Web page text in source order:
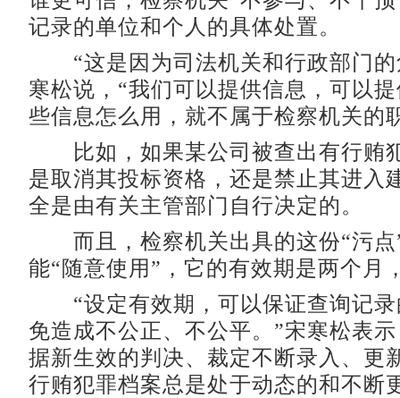
记录的单位和个人的具体处置。
“这是因为司法机关和行政部门的
寒松说，“我们可以提供信息，可以
些信息怎么用，就不属于检察机关的
比如，如果某公司被查出有行贿
是取消其投标资格，还是禁止其进入
全是由有关主管部门自行决定的。
而且，检察机关出具的这份“污点
能“随意使用”，它的有效期是两个月
“设定有效期，可以保证查询记录
免造成不公正、不公平。”宋寒松表
据新生效的判决、裁定不断录入、更
行贿犯罪档案总是处于动态的和不断